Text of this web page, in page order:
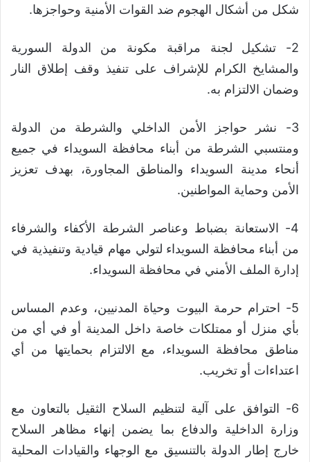
شكل من أشكال الهجوم ضد القوات الأمنية وحواجزها.
2- تشكيل لجنة مراقبة مكونة من الدولة السورية
والمشايخ الكرام للإشراف على تنفيذ وقف إطلاق النار
وضمان الالتزام به.
3- نشر حواجز الأمن الداخلي والشرطة من الدولة
ومنتسبي الشرطة من أبناء محافظة السويداء في جميع
أنحاء مدينة السويداء والمناطق المجاورة، بهدف تعزيز
الأمن وحماية المواطنين.
4- الاستعانة بضباط وعناصر الشرطة الأكفاء والشرفاء
من أبناء محافظة السويداء لتولي مهام قيادية وتنفيذية في
إدارة الملف الأمني في محافظة السويداء.
5- احترام حرمة البيوت وحياة المدنيين، وعدم المساس
بأي منزل أو ممتلكات خاصة داخل المدينة أو في أي من
مناطق محافظة السويداء، مع الالتزام بحمايتها من أي
اعتداءات أو تخريب.
6- التوافق على آلية لتنظيم السلاح الثقيل بالتعاون مع
وزارة الداخلية والدفاع بما يضمن إنهاء مظاهر السلاح
خارج إطار الدولة بالتنسيق مع الوجهاء والقيادات المحلية